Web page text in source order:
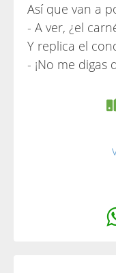
Así que van a
- A ver, ¿el
Y replica el
- ¡No me digas